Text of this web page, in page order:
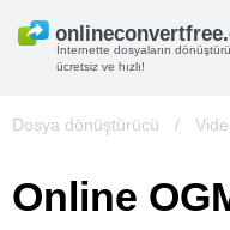
İnternette dosyaların
ücretsiz ve hızlı!
Dosya dönüştürücü /
Online